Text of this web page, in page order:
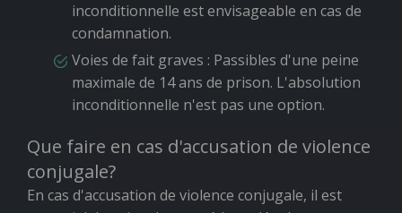
inconditionnelle est envisageable en cas de
condamnation.
Voies de fait graves : Passibles d'une peine
maximale de 14 ans de prison. L'absolution
inconditionnelle n'est pas une option.
Que faire en cas d'accusation de violence
conjugale?
En cas d'accusation de violence conjugale, il est